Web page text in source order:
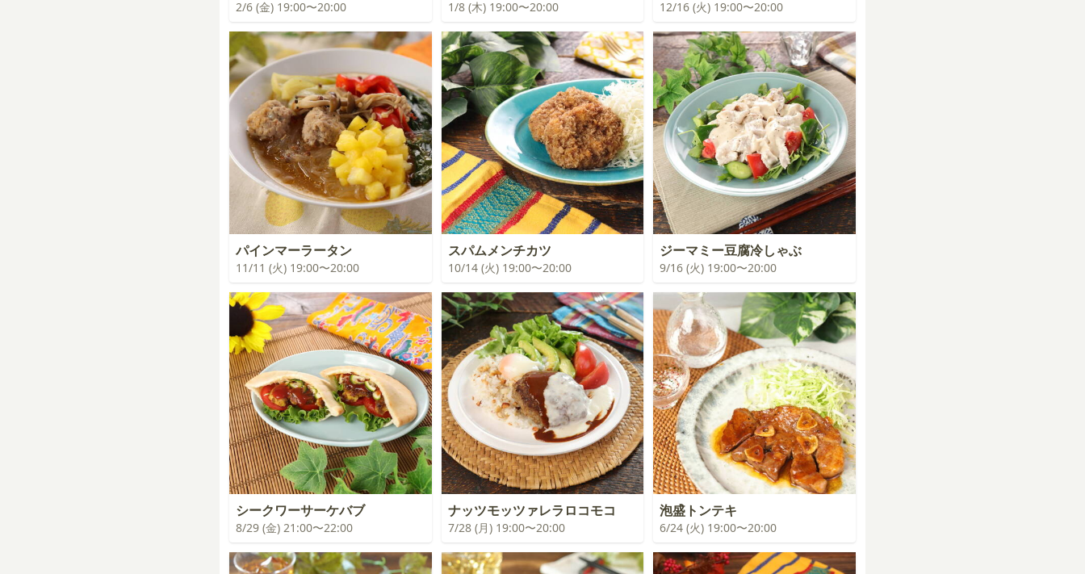
2/6 (金) 19:00〜20:00 1/8 (木) 19:00〜20:00 12/16 (火) 19:00〜20:00
パインマーラータン
11/11 (火) 19:00〜20:00
スパムメンチカツ
10/14 (火) 19:00〜20:00
ジーマミー豆腐冷しゃぶ
9/16 (火) 19:00〜20:00
シークワーサーケバブ
8/29 (金) 21:00〜22:00
ナッツモッツァレラロコモコ
7/28 (月) 19:00〜20:00
泡盛トンテキ
6/24 (火) 19:00〜20:00